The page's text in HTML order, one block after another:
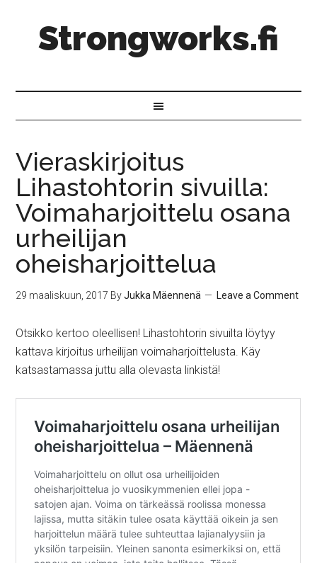
Strongworks.fi
Vieraskirjoitus
Lihastohtorin sivuilla:
Voimaharjoittelu osana
urheilijan
oheisharjoittelua
29 maaliskuun, 2017 ByJukka Mäennenä Leave a Comment
Otsikko kertoo oleellisen! Lihastohtorin sivuilta löytyy
kattava kirjoitus urheilijan voimaharjoittelusta. Käy
katsastamassa juttu alla olevasta linkistä!